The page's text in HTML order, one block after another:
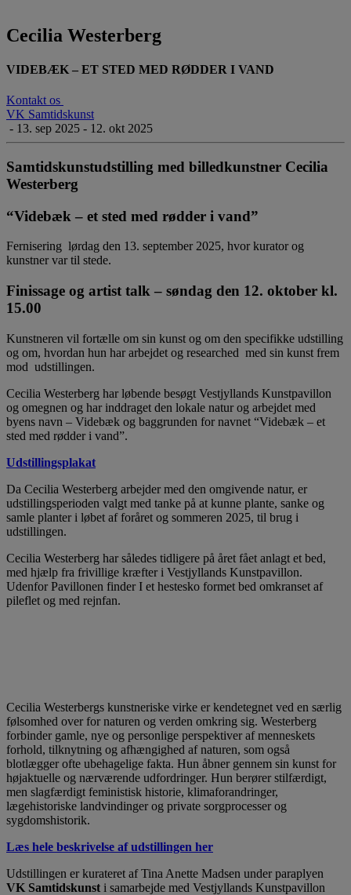
Cecilia Westerberg
VIDEBÆK – ET STED MED RØDDER I VAND
Kontakt os
VK Samtidskunst
- 13. sep 2025 - 12. okt 2025
Samtidskunstudstilling med billedkunstner Cecilia
Westerberg
“Videbæk – et sted med rødder i vand”
Fernisering lørdag den 13. september 2025, hvor kurator og
kunstner var til stede.
Finissage og artist talk – søndag den 12. oktober kl.
15.00
Kunstneren vil fortælle om sin kunst og om den specifikke udstilling
og om, hvordan hun har arbejdet og researched med sin kunst frem
mod udstillingen.
Cecilia Westerberg har løbende besøgt Vestjyllands Kunstpavillon
og omegnen og har inddraget den lokale natur og arbejdet med
byens navn – Videbæk og baggrunden for navnet “Videbæk – et
sted med rødder i vand”.
Udstillingsplakat
Da Cecilia Westerberg arbejder med den omgivende natur, er
udstillingsperioden valgt med tanke på at kunne plante, sanke og
samle planter i løbet af foråret og sommeren 2025, til brug i
udstillingen.
Cecilia Westerberg har således tidligere på året fået anlagt et bed,
med hjælp fra frivillige kræfter i Vestjyllands Kunstpavillon.
Udenfor Pavillonen finder I et hestesko formet bed omkranset af
pileflet og med rejnfan.
Cecilia Westerbergs kunstneriske virke er kendetegnet ved en særlig
følsomhed over for naturen og verden omkring sig. Westerberg
forbinder gamle, nye og personlige perspektiver af menneskets
forhold, tilknytning og afhængighed af naturen, som også
blotlægger ofte ubehagelige fakta. Hun åbner gennem sin kunst for
højaktuelle og nærværende udfordringer. Hun berører stilfærdigt,
men slagfærdigt feministisk historie, klimaforandringer,
lægehistoriske landvindinger og private sorgprocesser og
sygdomshistorik.
Læs hele beskrivelse af udstillingen her
Udstillingen er kurateret af Tina Anette Madsen under paraplyen
VK Samtidskunst i samarbejde med Vestjyllands Kunstpavillon